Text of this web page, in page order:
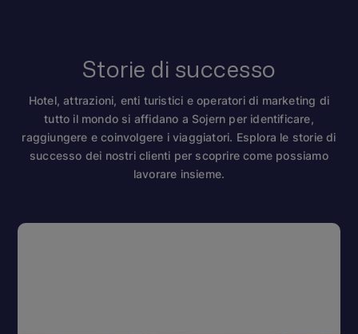
Storie di successo
Hotel, attrazioni, enti turistici e operatori di marketing di
tutto il mondo si affidano a Sojern per identificare,
raggiungere e coinvolgere i viaggiatori. Esplora le storie di
successo dei nostri clienti per scoprire come possiamo
lavorare insieme.